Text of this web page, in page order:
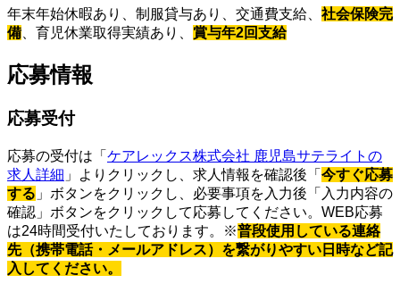
年末年始休暇あり、制服貸与あり、交通費支給、 社会保険完
備 、育児休業取得実績あり、 賞与年2回支給
応募情報
応募受付
応募の受付は「 ケアレックス株式会社 鹿児島サテライトの
求人詳細 」よりクリックし、求人情報を確認後「 今すぐ応募
する 」ボタンをクリックし、必要事項を入力後「入力内容の
確認」ボタンをクリックして応募してください。WEB応募
は24時間受付いたしております。※普段使用している連絡
先（携帯電話・メールアドレス）を繋がりやすい日時など記
入してください。